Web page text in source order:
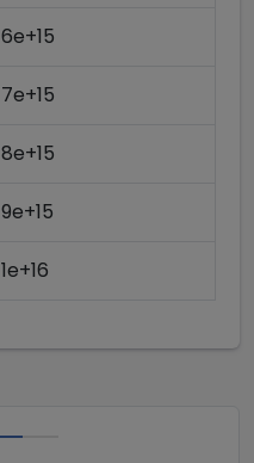
6e+15
7e+15
8e+15
9e+15
1e+16